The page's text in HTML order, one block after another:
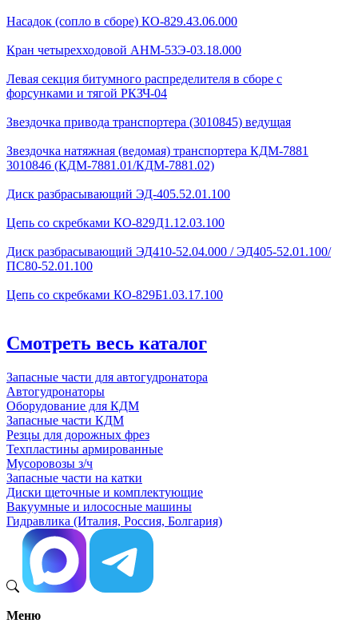
Насадок (сопло в сборе) КО-829.43.06.000
Кран четырехходовой AHМ-53Э-03.18.000
Левая секция битумного распределителя в сборе с
форсунками и тягой РКЗЧ-04
Звездочка привода транспортера (3010845) ведущая
Звездочка натяжная (ведомая) транспортера КДМ-7881
3010846 (КДМ-7881.01/КДМ-7881.02)
Диск разбрасывающий ЭД-405.52.01.100
Цепь со скребками КО-829Д1.12.03.100
Диск разбрасывающий ЭД410-52.04.000 / ЭД405-52.01.100/
ПС80-52.01.100
Цепь со скребками КО-829Б1.03.17.100
Смотреть весь каталог
Запасные части для автогудронатора
Автогудронаторы
Оборудование для КДМ
Запасные части КДМ
Резцы для дорожных фрез
Техпластины армированные
Мусоровозы з/ч
Запасные части на катки
Диски щеточные и комплектующие
Вакуумные и илососные машины
Гидравлика (Италия, Россия, Болгария)
Меню